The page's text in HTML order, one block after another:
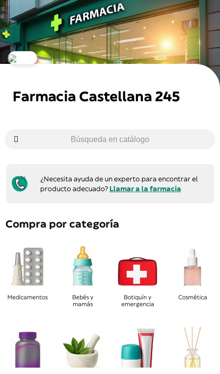
Farmacia Castellana 245
¿Necesita ayuda de un experto para encontrar el
producto adecuado? Llamar a la farmacia
Compra por categoría
Medicamentos
Bebés y
mamás
Botiquín y
emergencia
Cosmética